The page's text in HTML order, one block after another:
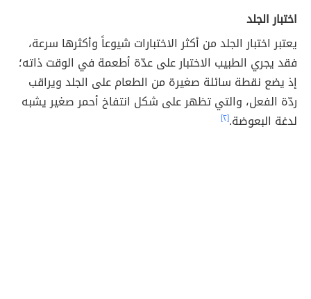
اختبار الجلد
يعتبر اختبار الجلد من أكثر الاختبارات شيوعاً وأكثرها سرعة،
فقد يجري الطبيب الاختبار على عدّة أطعمة في الوقت ذاته؛
إذ يضع نقطة سائلة صغيرة من الطعام على الجلد ويراقب
ردّة الفعل، والتي تظهر على شكل انتفاخ أحمر صغير يشبه
لدغة البعوضة.[٢]